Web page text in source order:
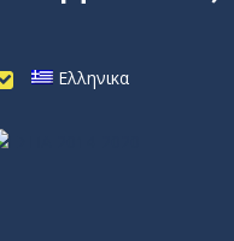
Ελληνικα